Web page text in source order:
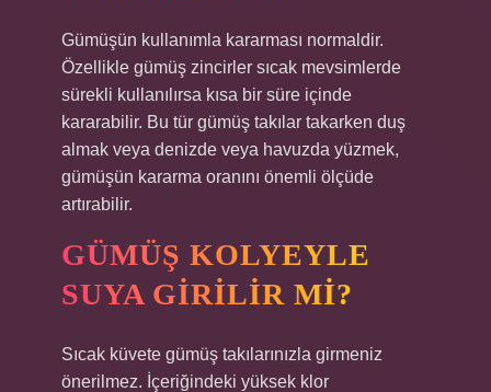
Gümüşün kullanımla kararması normaldir.
Özellikle gümüş zincirler sıcak mevsimlerde
sürekli kullanılırsa kısa bir süre içinde
kararabilir. Bu tür gümüş takılar takarken duş
almak veya denizde veya havuzda yüzmek,
gümüşün kararma oranını önemli ölçüde
artırabilir.
GÜMÜŞ KOLYEYLE
SUYA GIRILIR MI?
Sıcak küvete gümüş takılarınızla girmeniz
önerilmez. İçeriğindeki yüksek klor